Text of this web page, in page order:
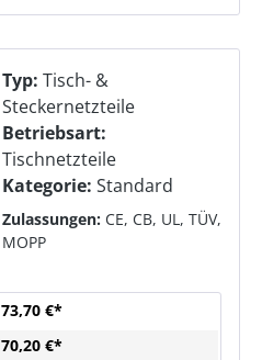
Typ: Tisch- &
Steckernetzteile
Betriebsart:
Tischnetzteile
Kategorie: Standard
Zulassungen: CE, CB, UL, TÜV,
MOPP
73,70 €*
70,20 €*